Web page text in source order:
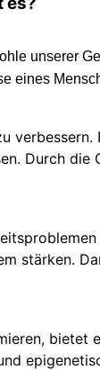
e unserer
eines
Durch die
stärken.
bietet